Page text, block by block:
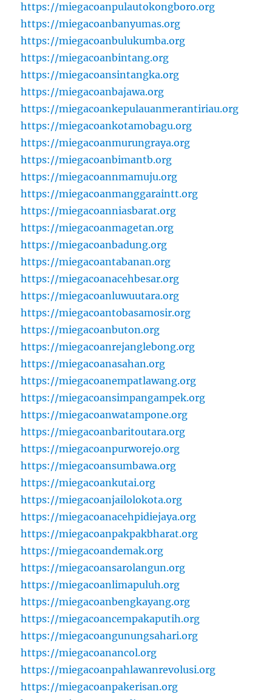
https://miegacoanpulautokongboro.org
https://miegacoanbanyumas.org
https://miegacoanbulukumba.org
https://miegacoanbintang.org
https://miegacoansintangka.org
https://miegacoanbajawa.org
https://miegacoankepulauanmerantiriau.org
https://miegacoankotamobagu.org
https://miegacoanmurungraya.org
https://miegacoanbimantb.org
https://miegacoannmamuju.org
https://miegacoanmanggaraintt.org
https://miegacoanniasbarat.org
https://miegacoanmagetan.org
https://miegacoanbadung.org
https://miegacoantabanan.org
https://miegacoanacehbesar.org
https://miegacoanluwuutara.org
https://miegacoantobasamosir.org
https://miegacoanbuton.org
https://miegacoanrejanglebong.org
https://miegacoanasahan.org
https://miegacoanempatlawang.org
https://miegacoansimpangampek.org
https://miegacoanwatampone.org
https://miegacoanbaritoutara.org
https://miegacoanpurworejo.org
https://miegacoansumbawa.org
https://miegacoankutai.org
https://miegacoanjailolokota.org
https://miegacoanacehpidiejaya.org
https://miegacoanpakpakbharat.org
https://miegacoandemak.org
https://miegacoansarolangun.org
https://miegacoanlimapuluh.org
https://miegacoanbengkayang.org
https://miegacoancempakaputih.org
https://miegacoangunungsahari.org
https://miegacoanancol.org
https://miegacoanpahlawanrevolusi.org
https://miegacoanpakerisan.org